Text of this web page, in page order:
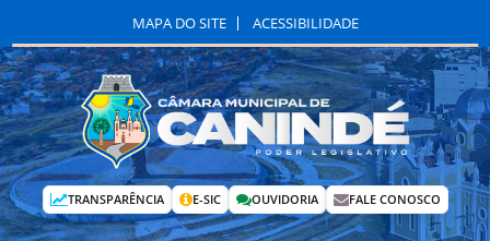
MAPA DO SITE ACESSIBILIDADE
TRANSPARÊNCIA E-SIC OUVIDORIA FALE CONOSCO